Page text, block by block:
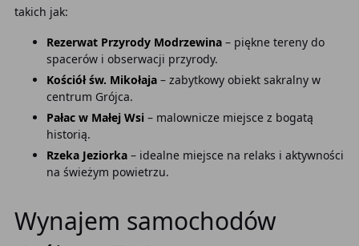
takich jak:
Rezerwat Przyrody Modrzewina– piękne tereny do
spacerów i obserwacji przyrody.
Kościół św. Mikołaja– zabytkowy obiekt sakralny w
centrum Grójca.
Pałac w Małej Wsi– malownicze miejsce z bogatą
historią.
Rzeka Jeziorka– idealne miejsce na relaks i aktywności
na świeżym powietrzu.
Wynajem samochodów